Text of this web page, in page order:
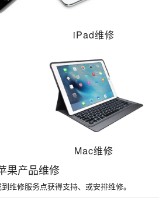
iPad维修
Mac维修
果产品维修
维修服务点获得支持、或安排维修。